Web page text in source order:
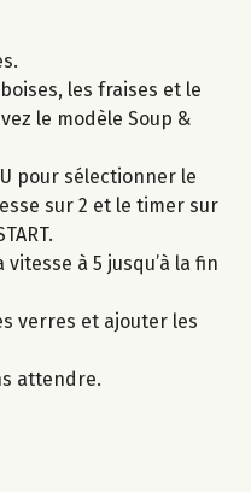
les fraises et le
le modèle Soup &
pour sélectionner le
sur 2 et le timer sur
à 5 jusqu’à la fin
verres et ajouter les
attendre.